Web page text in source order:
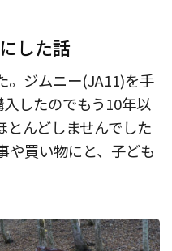
した話
。ジムニー(JA11)を手
したのでもう10年以
とんどしませんでした
や買い物にと、子ども